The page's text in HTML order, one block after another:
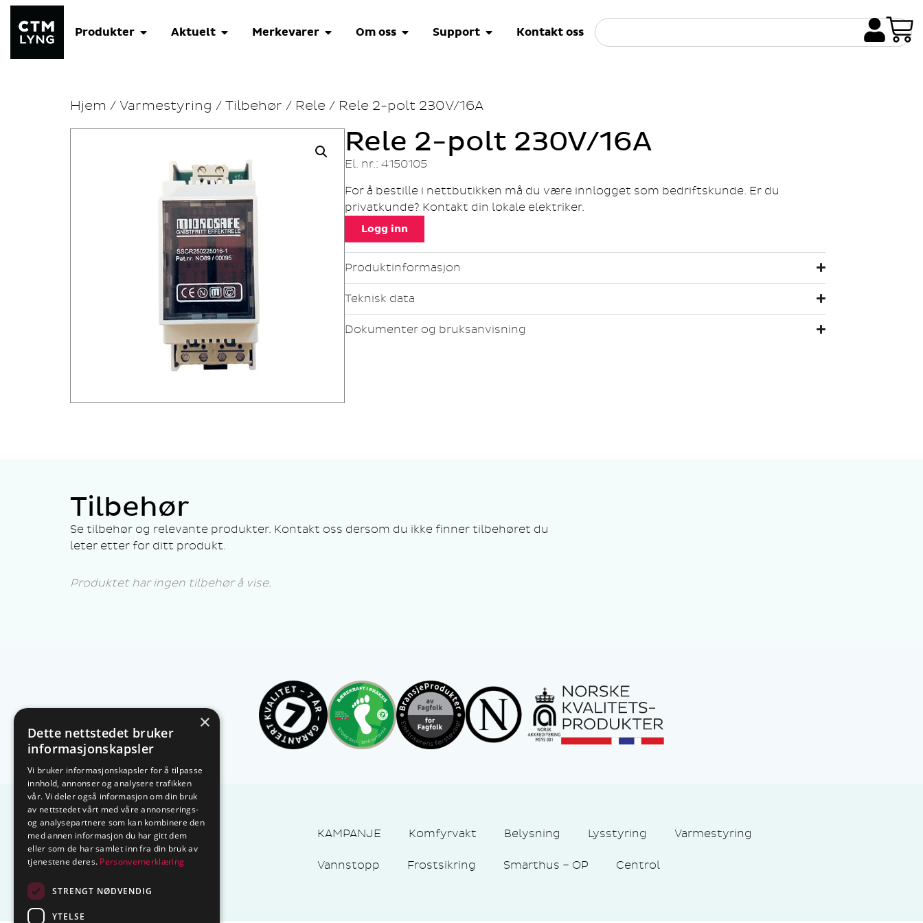
Produkter Aktuelt Merkevarer Om oss Support Kontakt oss
Hjem / Varmestyring / Tilbehør / Rele / Rele 2-polt 230V/16A
Rele 2-polt 230V/16A
El. nr.: 4150105
For å bestille i nettbutikken må du være innlogget som bedriftskunde. Er du
privatkunde? Kontakt din lokale elektriker.
Logg inn
Produktinformasjon
Teknisk data
Dokumenter og bruksanvisning
Tilbehør
Se tilbehør og relevante produkter. Kontakt oss dersom du ikke finner tilbehøret du
leter etter for ditt produkt.
Produktet har ingen tilbehør å vise.
KAMPANJE Komfyrvakt Belysning Lysstyring Varmestyring
Vannstopp Frostsikring Smarthus – OP Centrol
×
Dette nettstedet bruker
informasjonskapsler
Vi bruker informasjonskapsler for å tilpasse
innhold, annonser og analysere trafikken
vår. Vi deler også informasjon om din bruk
av nettstedet vårt med våre annonserings-
og analysepartnere som kan kombinere den
med annen informasjon du har gitt dem
eller som de har samlet inn fra din bruk av
tjenestene deres. Personvernerklæring
STRENGT NØDVENDIG
YTELSE